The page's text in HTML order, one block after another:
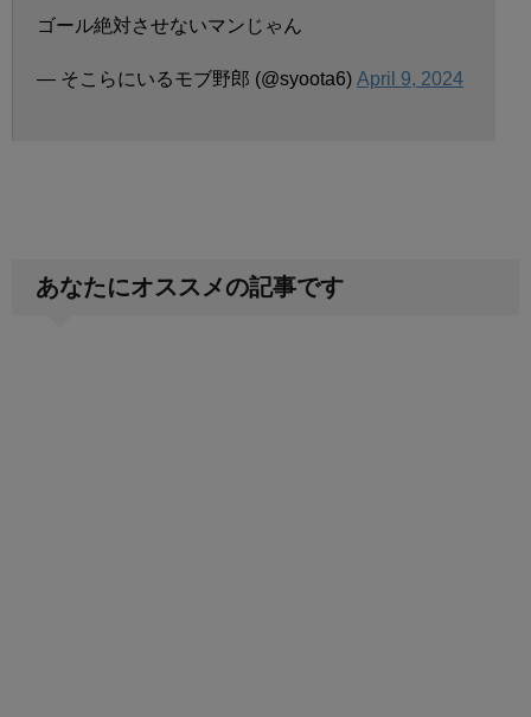
ゴール絶対させないマンじゃん
— そこらにいるモブ野郎 (@syoota6) April 9, 2024
あなたにオススメの記事です